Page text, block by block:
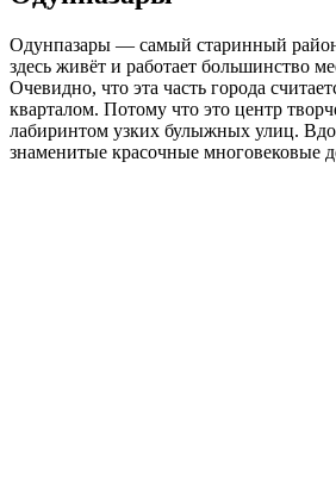
Одунпазары — cамый старинный
здесь живёт и работает большинство
Очевидно, что эта часть города
кварталом. Потому что это центр
лабиринтом узких булыжных улиц.
знаменитые красочные многовековые